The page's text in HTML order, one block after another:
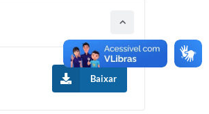
Baixar